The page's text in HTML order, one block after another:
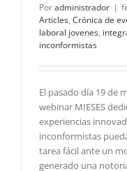
Poradministrador |
Articles, Crónica de
laboral jovenes,
inconformistas
El pasado día 19 de
webinar MIESES
experiencias
inconformistas
tarea fácil ante un
generado una